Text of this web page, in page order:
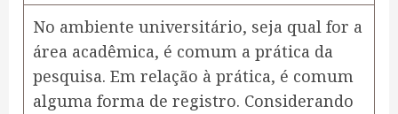
No ambiente universitário, seja qual for a
área acadêmica, é comum a prática da
pesquisa. Em relação à prática, é comum
alguma forma de registro. Considerando